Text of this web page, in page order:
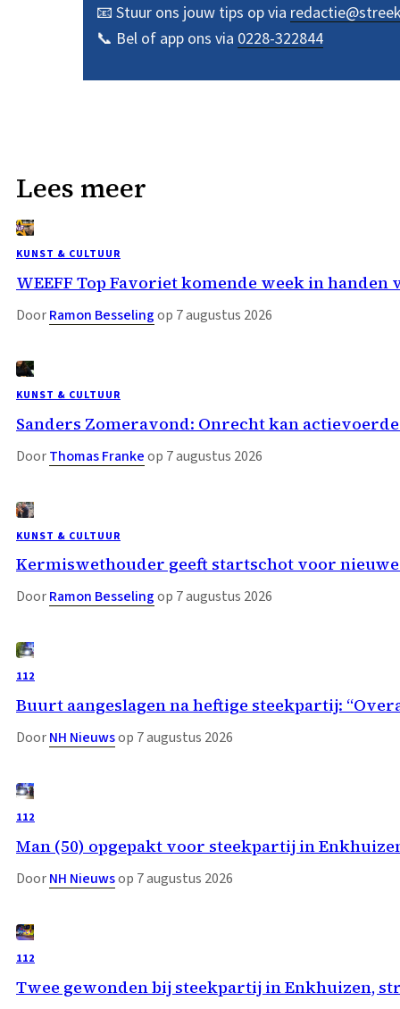
📧 Stuur ons jouw tips op via
📞 Bel of app ons via 0228-322844
Lees meer
KUNST & CULTUUR
WEEFF Top Favoriet komende week in handen
DoorRamon Besselingop 7 augustus 2026
KUNST & CULTUUR
Sanders Zomeravond: Onrecht kan
DoorThomas Frankeop 7 augustus 2026
KUNST & CULTUUR
Kermiswethouder geeft startschot voor
DoorRamon Besselingop 7 augustus 2026
112
Buurt aangeslagen na heftige steekpartij:
DoorNH Nieuwsop 7 augustus 2026
112
Man (50) opgepakt voor steekpartij in
DoorNH Nieuwsop 7 augustus 2026
112
Twee gewonden bij steekpartij in Enkhuizen,